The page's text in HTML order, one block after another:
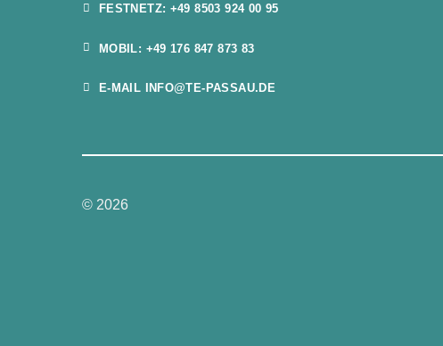
FESTNETZ: +49 8503 924 00 95
MOBIL: +49 176 847 873 83
E-MAIL INFO@TE-PASSAU.DE
© 2026